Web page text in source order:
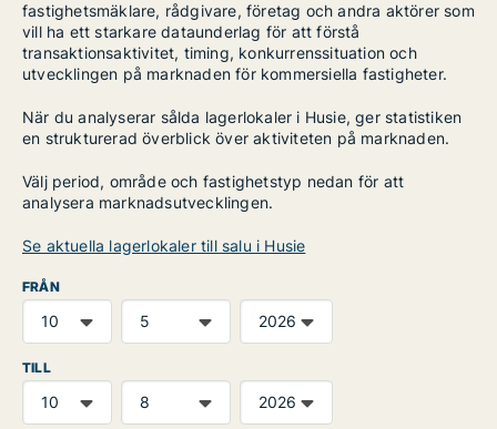
fastighetsmäklare, rådgivare, företag och andra aktörer som
vill ha ett starkare dataunderlag för att förstå
transaktionsaktivitet, timing, konkurrenssituation och
utvecklingen på marknaden för kommersiella fastigheter.
När du analyserar sålda lagerlokaler i Husie, ger statistiken
en strukturerad överblick över aktiviteten på marknaden.
Välj period, område och fastighetstyp nedan för att
analysera marknadsutvecklingen.
Se aktuella lagerlokaler till salu i Husie
FRÅN
TILL